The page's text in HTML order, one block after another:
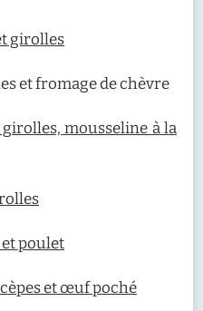
girolles
et fromage de chèvre
mousseline à la
et poulet
et œuf poché